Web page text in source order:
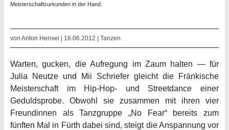
Meisterschaftsurkunden in der Hand.
von Anton Hensel | 16.06.2012 | Tanzen
Warten, gucken, die Aufregung im Zaum halten — für
Julia Neutze und Mii Schriefer gleicht die Fränkische
Meisterschaft im Hip-Hop- und Streetdance einer
Geduldsprobe. Obwohl sie zusammen mit ihren vier
Freundinnen als Tanzgruppe „No Fear“ bereits zum
fünften Mal in Fürth dabei sind, steigt die Anspannung vor